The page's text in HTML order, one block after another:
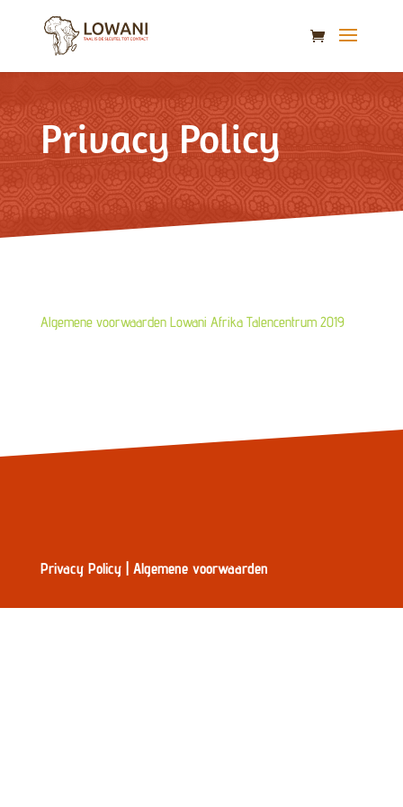
Privacy Policy
Algemene voorwaarden Lowani Afrika Talencentrum 2019
Privacy Policy| Algemene voorwaarden